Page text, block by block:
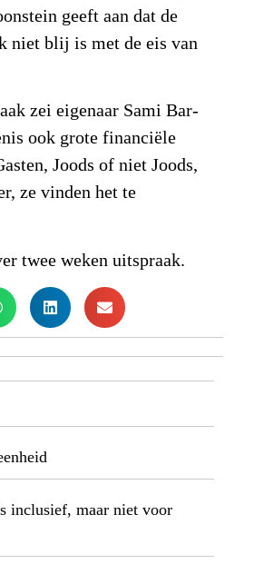
geeft aan dat de
niet blij is met de eis van
zei eigenaar Sami Bar-
ook grote financiële
Joods of niet Joods,
ze vinden het te
twee weken uitspraak.
inclusief, maar niet voor